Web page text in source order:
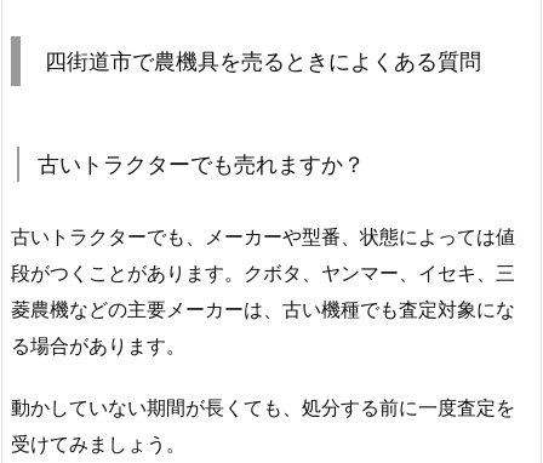
四街道市で農機具を売るときによくある質問
古いトラクターでも売れますか？
古いトラクターでも、メーカーや型番、状態によっては値
段がつくことがあります。クボタ、ヤンマー、イセキ、三
菱農機などの主要メーカーは、古い機種でも査定対象にな
る場合があります。
動かしていない期間が長くても、処分する前に一度査定を
受けてみましょう。